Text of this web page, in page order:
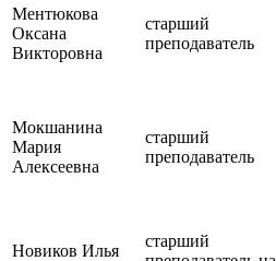
Ментюкова
Оксана
Викторовна
старший
преподаватель
Мокшанина
Мария
Алексеевна
старший
преподаватель
Новиков Илья
старший